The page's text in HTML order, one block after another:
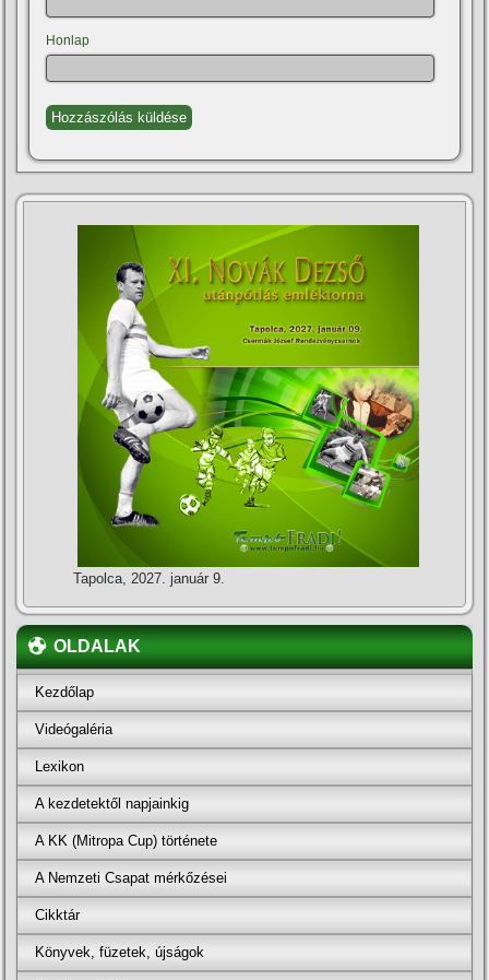
Honlap
Tapolca, 2027. január 9.
OLDALAK
Kezdőlap
Videógaléria
Lexikon
A kezdetektől napjainkig
A KK (Mitropa Cup) története
A Nemzeti Csapat mérkőzései
Cikktár
Könyvek, füzetek, újságok